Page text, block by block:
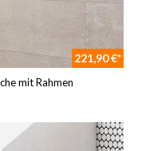
221,90 €*
mit Rahmen